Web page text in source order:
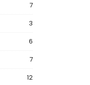
7
3
6
7
12